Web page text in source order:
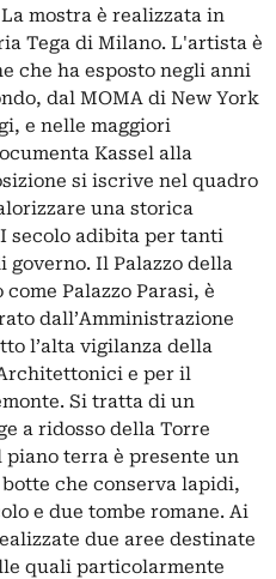
mostra è realizzata in
Tega di Milano. L'artista è
che ha esposto negli anni
dal MOMA di New York
e nelle maggiori
Kassel alla
si iscrive nel quadro
una storica
secolo adibita per tanti
governo. Il Palazzo della
Palazzo Parasi, è
dall’Amministrazione
l’alta vigilanza della
e per il
Si tratta di un
a ridosso della Torre
piano terra è presente un
che conserva lapidi,
e due tombe romane. Ai
due aree destinate
quali particolarmente